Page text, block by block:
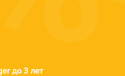
до 3 лет